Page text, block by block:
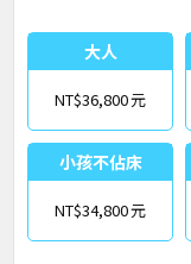
大人
NT$36,800
小孩不佔床
NT$34,800